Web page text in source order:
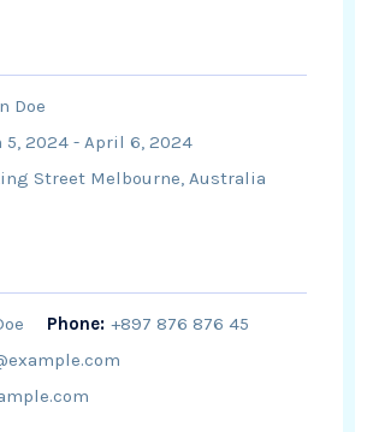
Doe
5, 2024 - April 6, 2024
Street Melbourne, Australia
Phone: +897 876 876 45